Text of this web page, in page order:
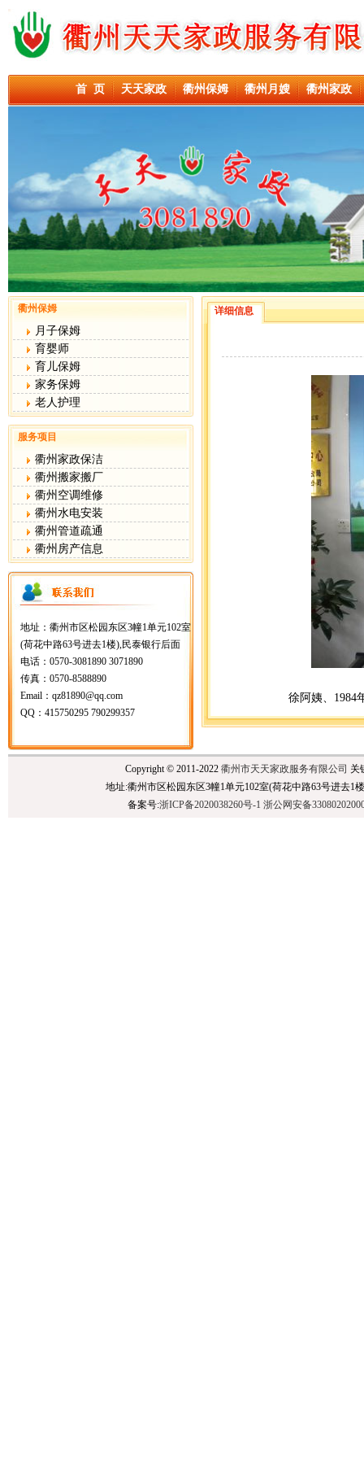
首 页 天天家政 衢州保姆 衢州月嫂 衢州家政
衢州保姆
月子保姆
育婴师
育儿保姆
家务保姆
老人护理
服务项目
衢州家政保洁
衢州搬家搬厂
衢州空调维修
衢州水电安装
衢州管道疏通
衢州房产信息
地址：衢州市区松园东区3幢1单元102室
(荷花中路63号进去1楼),民泰银行后面
电话：0570-3081890 3071890
传真：0570-8588890
Email：qz81890@qq.com
QQ：415750295 790299357
详细信息
徐阿姨、1984
Copyright © 2011-2022 衢州市天天家政服务有限公司 关
地址:衢州市区松园东区3幢1单元102室(荷花中路63号进去1
备案号:浙ICP备2020038260号-1 浙公网安备